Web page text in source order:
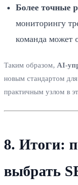
Более точные
мониторингу
команда может
Таким образом,
новым стандартом
практичным узлом в
8. Итоги:
выбрать